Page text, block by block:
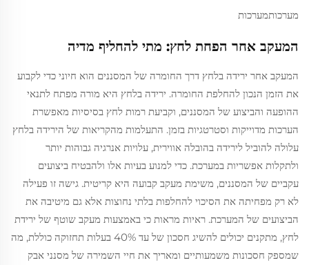
מערכותמערכות
המעקב אחר הפחת לחץ: מתי להחליף מדיה
המעקב אחר ירידה בלחץ דרך החומרה של המסננים הוא חיוני כדי לקבוע
את הזמן הנכון להחלפת החומרה. ירידה בלחץ היא מורה מפתח לתנאי
ההופעה והביצוע של המסננים, וקביעת רמות לחץ בסיסיות מאפשרת
הערכות מדוייקות וסטרטגיות בזמן. התעלמות מהקריאות של הירידה בלחץ
עלולה להוביל לירידה בהובלה אווירית, עלויות אנרגיה גבוהות יותר
ולתקלות אפשריות במערכת. כדי למנוע בעיות אלו ולהבטיח ביצועים
עקביים של המסננים, משימת מעקב קבועה היא קריטית. גישה זו פעילה
לא רק מפחיתה את הסיכוי להחלפות בלתי נחוצות אלא גם מיטיבה את
הביצועים של המערכת. ראיות מראות כי באמצעות מעקב שוטף של ירידת
לחץ, מתקנים יכולים להשיג חסכון של עד 40% בעלות תחזוקה כוללת, מה
שמספק חסכונות משמעותיים ומאריך את חיי השמירה של מסנני אבק